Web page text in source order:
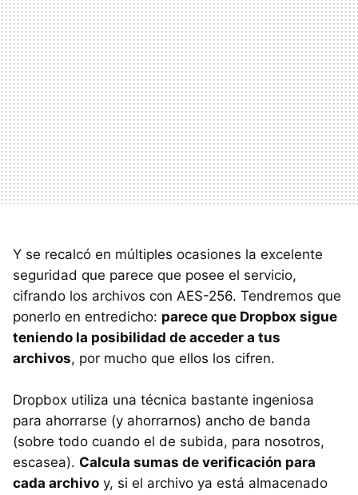
Y se recalcó en múltiples ocasiones la excelente
seguridad que parece que posee el servicio,
cifrando los archivos con AES-256. Tendremos que
ponerlo en entredicho: parece que Dropbox sigue
teniendo la posibilidad de acceder a tus
archivos, por mucho que ellos los cifren.
Dropbox utiliza una técnica bastante ingeniosa
para ahorrarse (y ahorrarnos) ancho de banda
(sobre todo cuando el de subida, para nosotros,
escasea). Calcula sumas de verificación para
cada archivo y, si el archivo ya está almacenado